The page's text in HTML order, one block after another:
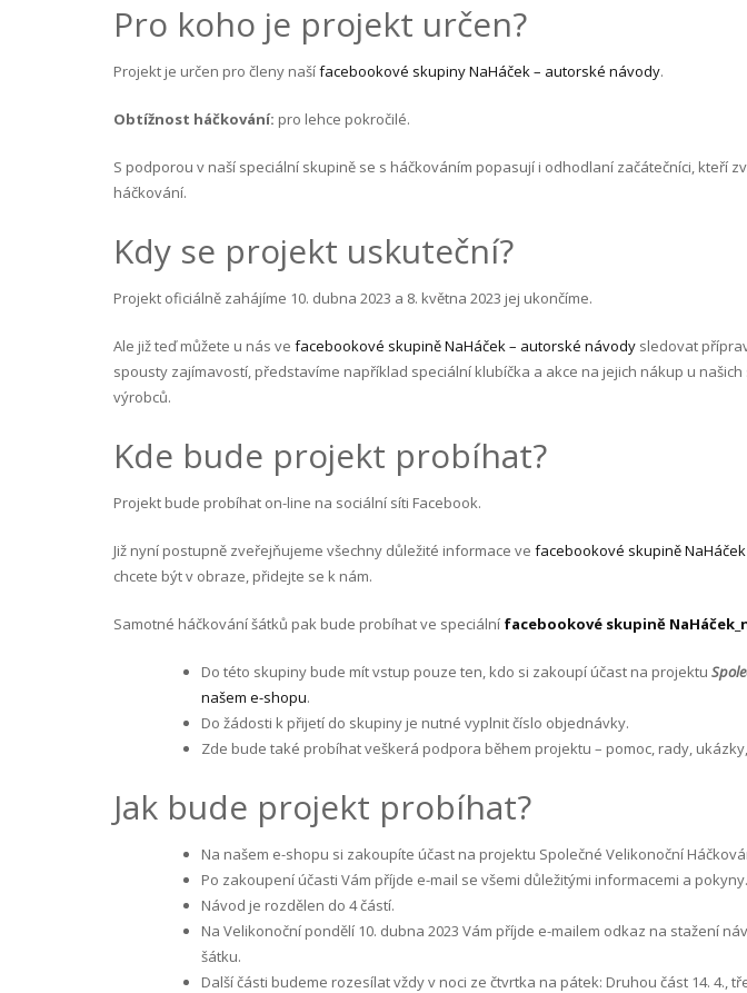
Pro koho je projekt určen?
Projekt je určen pro členy našífacebookové skupiny NaHáček – autorské návody.
Obtížnost háčkování: pro lehce pokročilé.
S podporou v naší speciální skupině se s háčkováním popasují i odhodlaní začátečníci, kteří
háčkování.
Kdy se projekt uskuteční?
Projekt oficiálně zahájíme 10. dubna 2023 a 8. května 2023 jej ukončíme.
Ale již teď můžete u nás ve facebookové skupině NaHáček – autorské návody sledovat
spousty zajímavostí, představíme například speciální klubíčka a akce na jejich nákup u
výrobců.
Kde bude projekt probíhat?
Projekt bude probíhat on-line na sociální síti Facebook.
Již nyní postupně zveřejňujeme všechny důležité informace ve facebookové skupině
chcete být v obraze, přidejte se k nám.
Samotné háčkování šátků pak bude probíhat ve speciální facebookové skupině
Do této skupiny bude mít vstup pouze ten, kdo si zakoupí účast na projektu
našem e-shopu.
Do žádosti k přijetí do skupiny je nutné vyplnit číslo objednávky.
Zde bude také probíhat veškerá podpora během projektu – pomoc, rady,
Jak bude projekt probíhat?
Na našem e-shopu si zakoupíte účast na projektu Společné Velikonoční
Po zakoupení účasti Vám příjde e-mail se všemi důležitými informacemi a pokyny.
Návod je rozdělen do 4 částí.
Na Velikonoční pondělí 10. dubna 2023 Vám příjde e-mailem odkaz na stažení
šátku.
Další části budeme rozesílat vždy v noci ze čtvrtka na pátek: Druhou část 14. 4.,